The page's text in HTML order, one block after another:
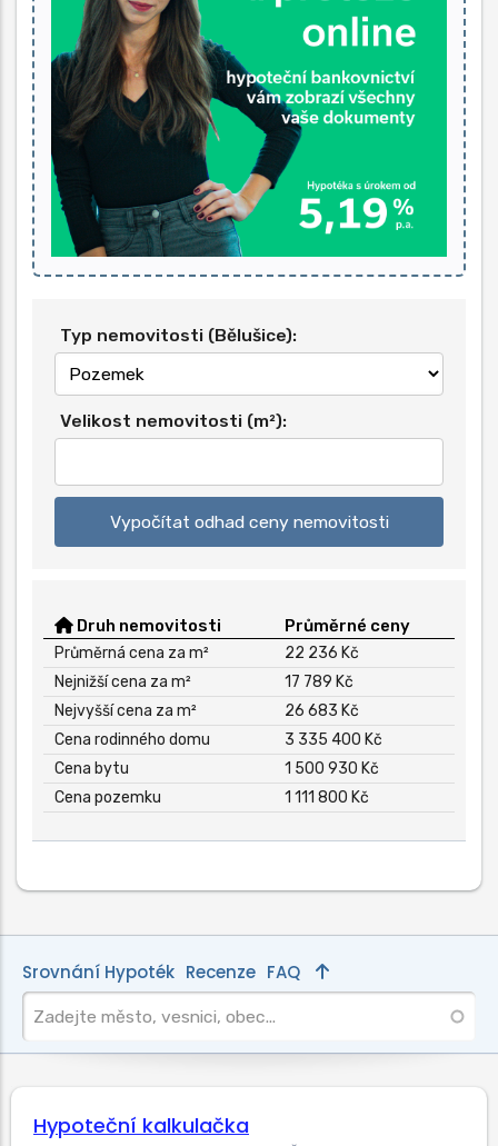
Typ nemovitosti (Bělušice):
Velikost nemovitosti (m²):
Vypočítat odhad ceny nemovitosti
Druh nemovitosti Průměrné ceny
Průměrná cena za m²
22 236 Kč
Nejnižší cena za m²
17 789 Kč
Nejvyšší cena za m²
26 683 Kč
Cena rodinného domu
3 335 400 Kč
Cena bytu
1 500 930 Kč
Cena pozemku
1 111 800 Kč
Srovnání Hypoték Recenze FAQ
Hypoteční kalkulačka